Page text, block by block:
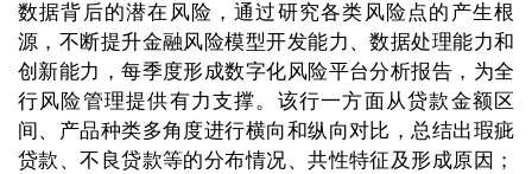
数据背后的潜在风险，通过研究各类风险点的产生根
源，不断提升金融风险模型开发能力、数据处理能力和
创新能力，每季度形成数字化风险平台分析报告，为全
行风险管理提供有力支撑。该行一方面从贷款金额区
间、产品种类多角度进行横向和纵向对比，总结出瑕疵
贷款、不良贷款等的分布情况、共性特征及形成原因；